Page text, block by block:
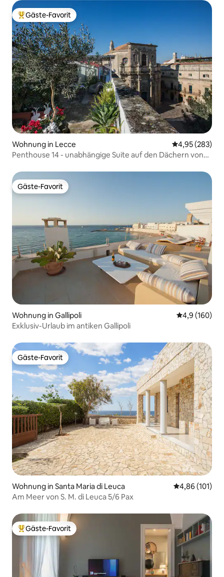
Beliebter Gäste-Favorit.
Gäste-Favorit
Wohnung in Lecce
4,95 (283)
Penthouse 14 - unabhängige Suite auf den Dächern von
Gäste-Favorit
Gäste-Favorit
Wohnung in Gallipoli
4,9 (160)
Exklusiv-Urlaub im antiken Gallipoli
Gäste-Favorit
Gäste-Favorit
Wohnung in Santa Maria di Leuca
4,86 (101)
Am Meer von S. M. di Leuca 5/6 Pax
Beliebter Gäste-Favorit.
Gäste-Favorit